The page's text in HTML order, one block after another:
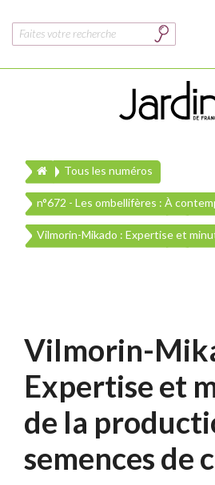
Rechercher :
Tous les numéros
n°672 - Les ombellifères : À
Vilmorin-Mikado : Expertise et
Vilmorin-
Expertise et
de la
semences de